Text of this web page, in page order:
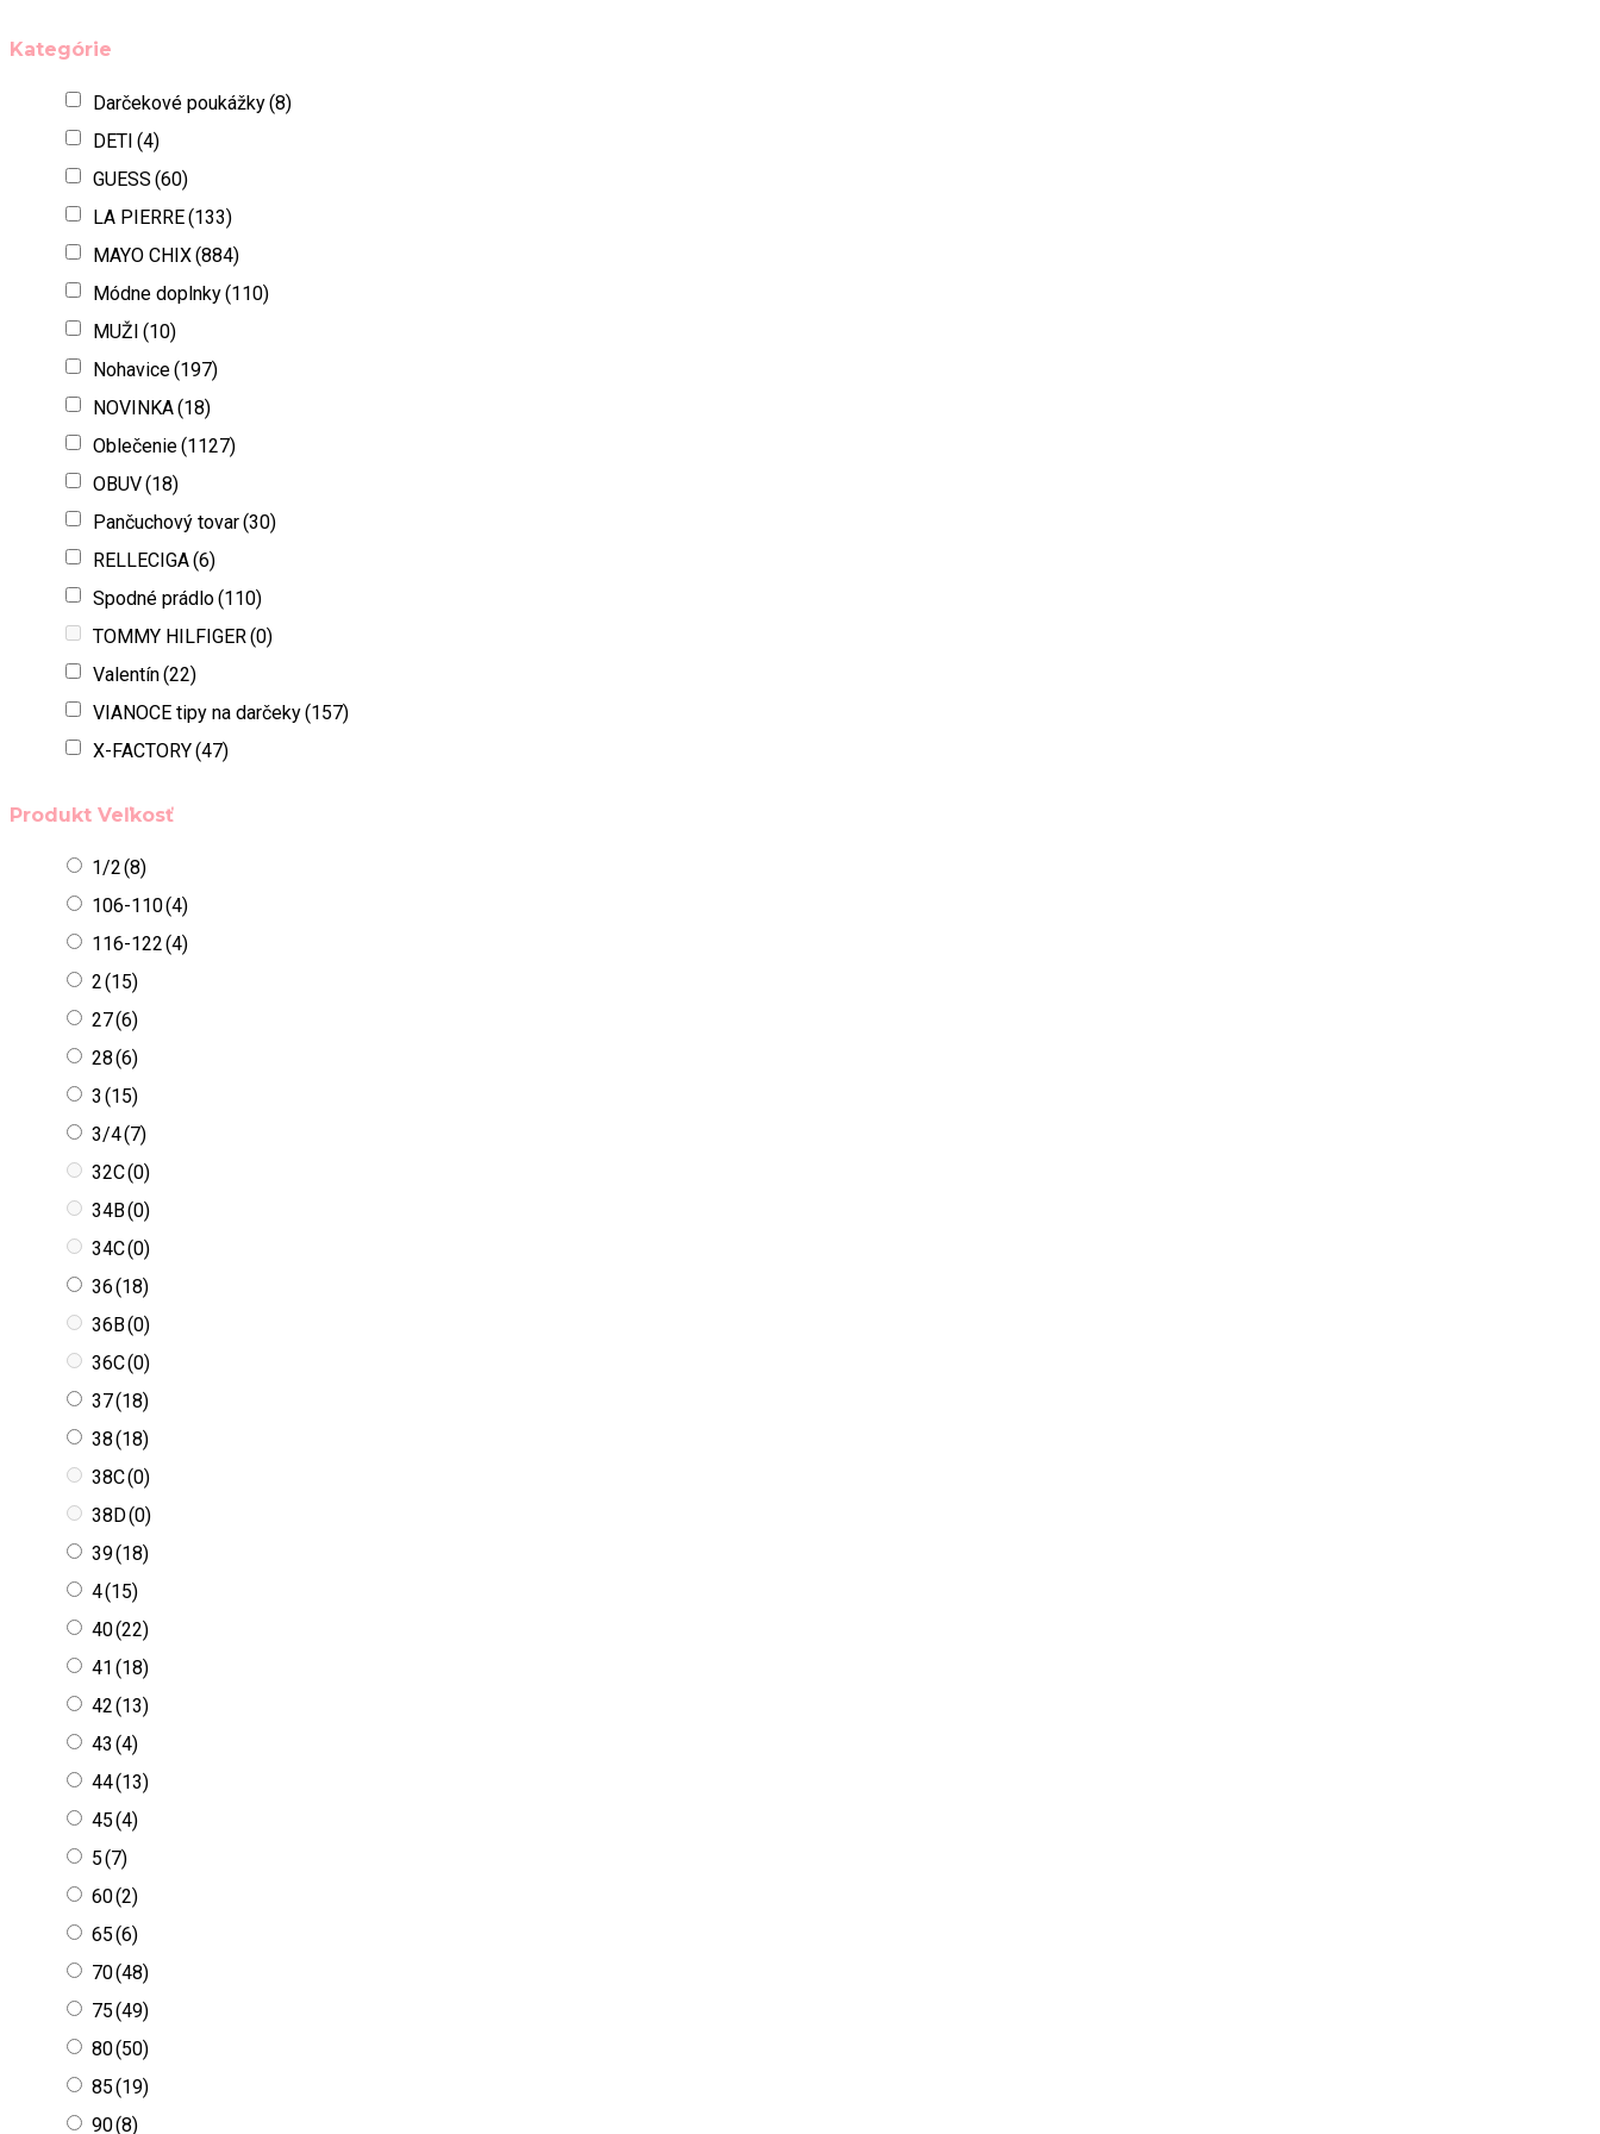
Kategórie
Darčekové poukážky(8)
DETI (4)
GUESS (60)
LA PIERRE(133)
MAYO CHIX(884)
Módne doplnky(110)
MUŽI (10)
Nohavice(197)
NOVINKA(18)
Oblečenie(1127)
OBUV(18)
Pančuchový tovar(30)
RELLECIGA(6)
Spodné prádlo(110)
TOMMY HILFIGER(0)
Valentín(22)
VIANOCE tipy na darčeky(157)
X-FACTORY(47)
Produkt Veľkosť
1/2(8)
106-110(4)
116-122(4)
2(15)
27(6)
28(6)
3 (15)
3/4(7)
32C(0)
34B(0)
34C(0)
36(18)
36B(0)
36C(0)
37(18)
38(18)
38C(0)
38D(0)
39(18)
4(15)
40(22)
41 (18)
42(13)
43 (4)
44(13)
45(4)
5(7)
60(2)
65(6)
70(48)
75(49)
80(50)
85(19)
90(8)